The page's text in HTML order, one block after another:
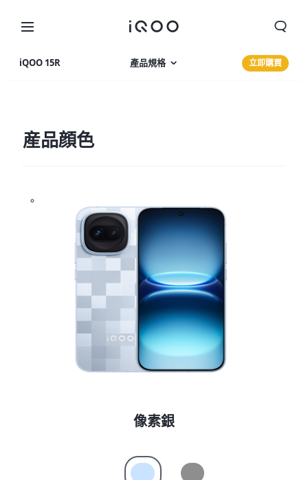
Select Location
iQOO 15R 產品規格 立即購買
産品顔色
像素銀